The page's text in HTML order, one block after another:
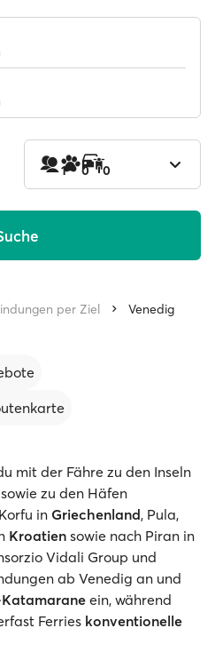
1 0 0
per Ziel Venedig
mit der Fähre zu den Inseln
sowie zu den Häfen
in Griechenland, Pula,
Kroatien sowie nach Piran in
Vidali Group und
ab Venedig an und
ein, während
Ferries konventionelle